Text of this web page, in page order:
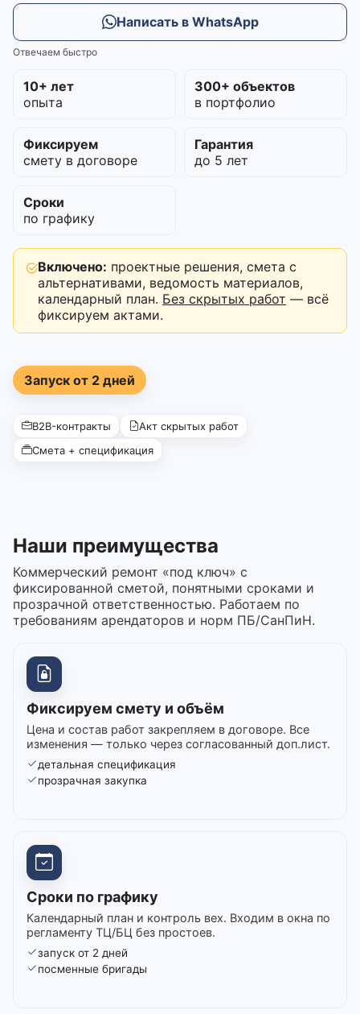
Написать в WhatsApp
Отвечаем быстро
10+ лет
опыта
300+ объектов
в портфолио
Фиксируем
смету в договоре
Гарантия
до 5 лет
Сроки
по графику
Включено: проектные решения, смета с
альтернативами, ведомость материалов,
календарный план. Без скрытых работ — всё
фиксируем актами.
Запуск от 2 дней
B2B-контракты
Акт скрытых работ
Смета + спецификация
Наши преимущества
Коммерческий ремонт «под ключ» с
фиксированной сметой, понятными сроками и
прозрачной ответственностью. Работаем по
требованиям арендаторов и норм ПБ/СанПиН.
Фиксируем смету и объём
Цена и состав работ закрепляем в договоре. Все
изменения — только через согласованный доп.лист.
детальная спецификация
прозрачная закупка
Сроки по графику
Календарный план и контроль вех. Входим в окна по
регламенту ТЦ/БЦ без простоев.
запуск от 2 дней
посменные бригады